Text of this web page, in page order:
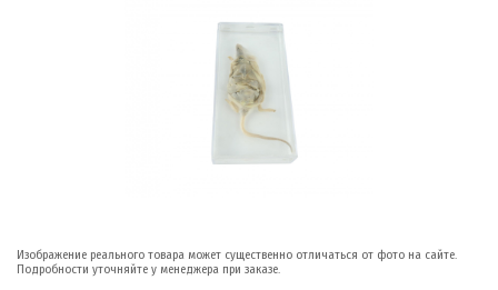
Изображение реального товара может существенно отличаться от фото на сайте.
Подробности уточняйте у менеджера при заказе.